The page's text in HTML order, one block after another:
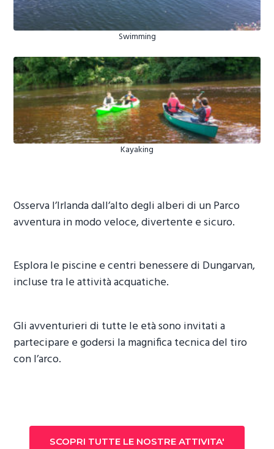
Swimming
Kayaking
Osserva l’Irlanda dall’alto degli alberi di un Parco
avventura in modo veloce, divertente e sicuro.
Esplora le piscine e centri benessere di Dungarvan,
incluse tra le attività acquatiche.
Gli avventurieri di tutte le età sono invitati a
partecipare e godersi la magnifica tecnica del tiro
con l’arco.
SCOPRI TUTTE LE NOSTRE ATTIVITA'